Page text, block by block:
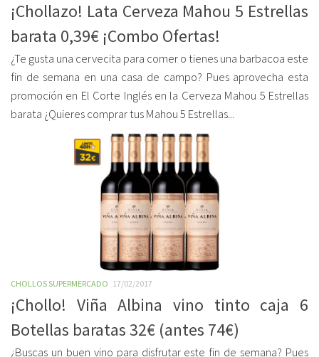
¡Chollazo! Lata Cerveza Mahou 5 Estrellas
barata 0,39€ ¡Combo Ofertas!
¿Te gusta una cervecita para comer o tienes una barbacoa este
fin de semana en una casa de campo? Pues aprovecha esta
promoción en El Corte Inglés en la Cerveza Mahou 5 Estrellas
barata ¿Quieres comprar tus Mahou 5 Estrellas...
CHOLLOS SUPERMERCADO 17/02/2017
¡Chollo! Viña Albina vino tinto caja 6
Botellas baratas 32€ (antes 74€)
¿Buscas un buen vino para disfrutar este fin de semana? Pues